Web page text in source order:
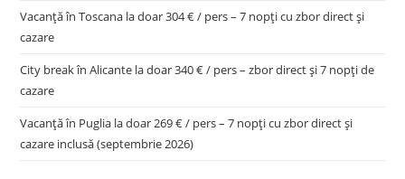
Vacanță în Toscana la doar 304 € / pers – 7 nopți cu zbor direct și
cazare
City break în Alicante la doar 340 € / pers – zbor direct și 7 nopți de
cazare
Vacanță în Puglia la doar 269 € / pers – 7 nopți cu zbor direct și
cazare inclusă (septembrie 2026)